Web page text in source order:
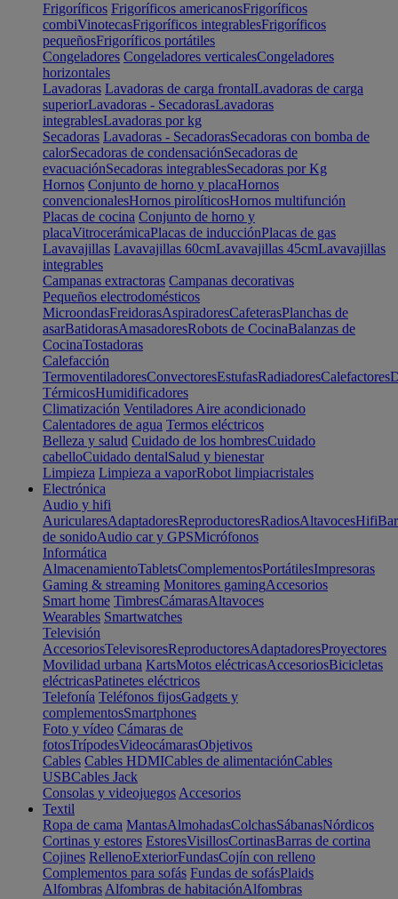
Frigoríficos Frigoríficos americanosFrigoríficos
combiVinotecasFrigoríficos integrablesFrigoríficos
pequeñosFrigoríficos portátiles
Congeladores Congeladores verticalesCongeladores
horizontales
Lavadoras Lavadoras de carga frontalLavadoras de carga
superiorLavadoras - SecadorasLavadoras
integrablesLavadoras por kg
Secadoras Lavadoras - SecadorasSecadoras con bomba de
calorSecadoras de condensaciónSecadoras de
evacuaciónSecadoras integrablesSecadoras por Kg
Hornos Conjunto de horno y placaHornos
convencionalesHornos pirolíticosHornos multifunción
Placas de cocina Conjunto de horno y
placaVitrocerámicaPlacas de inducciónPlacas de gas
Lavavajillas Lavavajillas 60cmLavavajillas 45cmLavavajillas
integrables
Campanas extractoras Campanas decorativas
Pequeños electrodomésticos
MicroondasFreidorasAspiradoresCafeterasPlanchas de
asarBatidorasAmasadoresRobots de CocinaBalanzas de
CocinaTostadoras
Calefacción
TermoventiladoresConvectoresEstufasRadiadoresCalefactores
TérmicosHumidificadores
Climatización Ventiladores Aire acondicionado
Calentadores de agua Termos eléctricos
Belleza y salud Cuidado de los hombresCuidado
cabelloCuidado dentalSalud y bienestar
Limpieza Limpieza a vaporRobot limpiacristales
Electrónica
Audio y hifi
AuricularesAdaptadoresReproductoresRadiosAltavocesHifi
de sonidoAudio car y GPSMicrófonos
Informática
AlmacenamientoTabletsComplementosPortátilesImpresoras
Gaming & streaming Monitores gamingAccesorios
Smart home TimbresCámarasAltavoces
Wearables Smartwatches
Televisión
AccesoriosTelevisoresReproductoresAdaptadoresProyectores
Movilidad urbana KartsMotos eléctricasAccesoriosBicicletas
eléctricasPatinetes eléctricos
Telefonía Teléfonos fijosGadgets y
complementosSmartphones
Foto y vídeo Cámaras de
fotosTrípodesVideocámarasObjetivos
Cables Cables HDMICables de alimentaciónCables
USBCables Jack
Consolas y videojuegos Accesorios
Textil
Ropa de cama MantasAlmohadasColchasSábanasNórdicos
Cortinas y estores EstoresVisillosCortinasBarras de cortina
Cojines RellenoExteriorFundasCojín con relleno
Complementos para sofás Fundas de sofásPlaids
Alfombras Alfombras de habitaciónAlfombras